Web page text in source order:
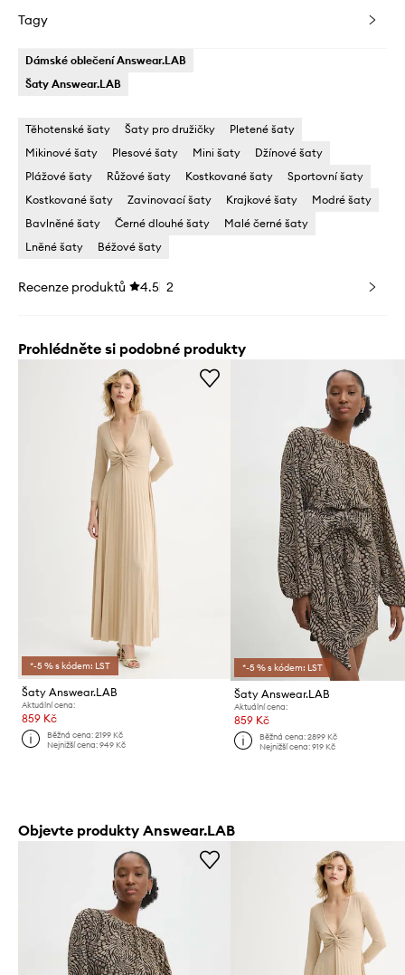
Tagy
Dámské oblečení Answear.LAB
Šaty Answear.LAB
Těhotenské šaty Šaty pro družičky
Pletené šaty
Mikinové šaty
Plesové šaty Mini šaty
Džínové šaty
Plážové šaty
Růžové šaty Kostkované šaty
Sportovní šaty
Kostkované šaty
Zavinovací šaty Krajkové šaty
Modré šaty
Bavlněné šaty
Černé dlouhé šaty
Malé černé šaty
Lněné šaty
Béžové šaty
Recenze produktů 4.5 2
Prohlédněte si podobné produkty
*-5 % s kódem: LST
Šaty Answear.LAB
Aktuální cena:
859 Kč
Běžná cena:2199 Kč
Nejnižší cena:949 Kč
*-5 % s kódem: LST
Šaty Answear.LAB
Aktuální cena:
859 Kč
Běžná cena: 2899 Kč
Nejnižší cena: 919 Kč
Objevte produkty Answear.LAB